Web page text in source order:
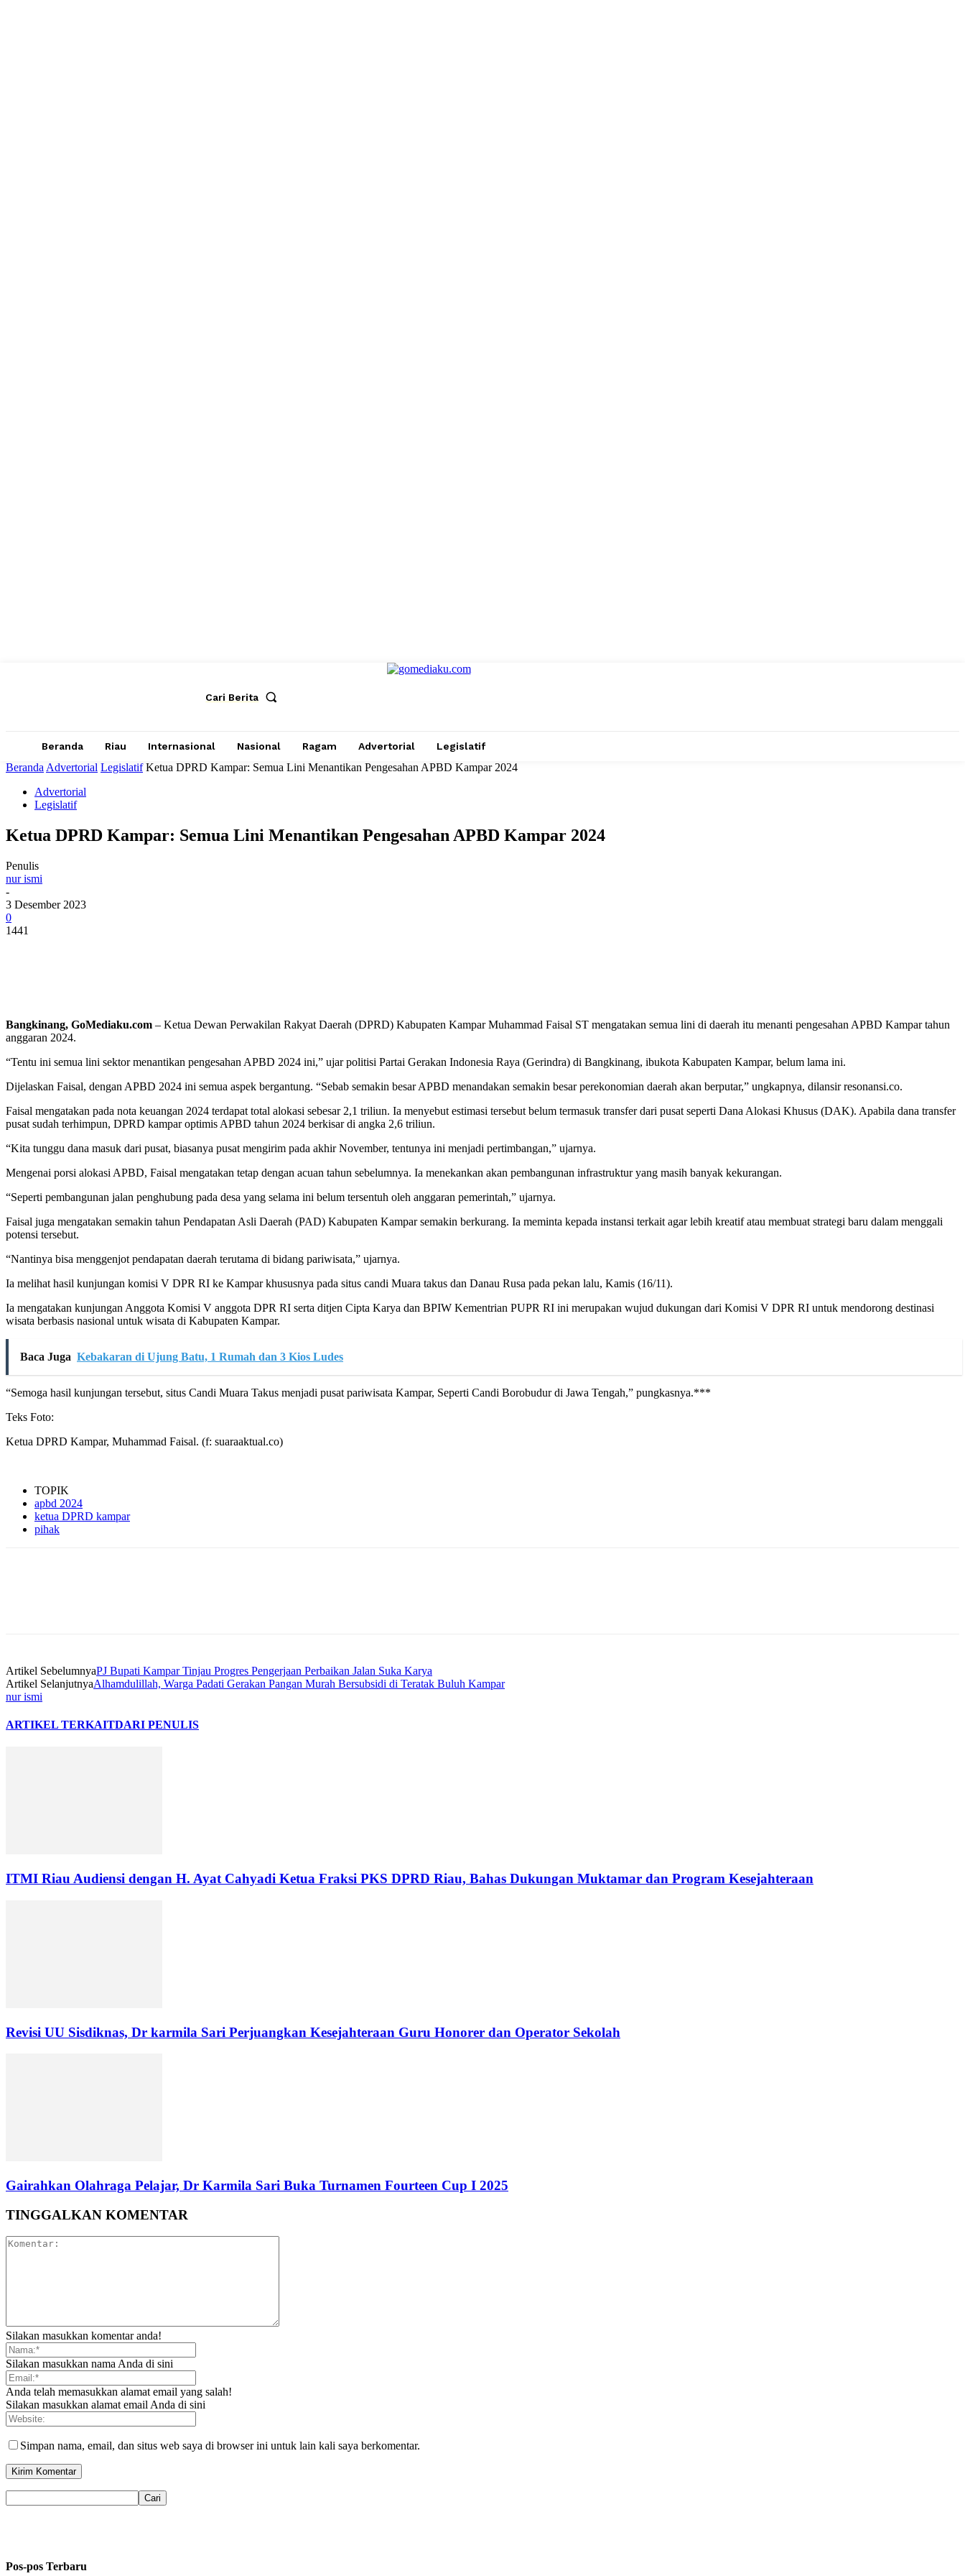
Cari Berita
Beranda Riau Internasional Nasional Ragam Advertorial Legislatif
Beranda Advertorial Legislatif Ketua DPRD Kampar: Semua Lini Menantikan Pengesahan APBD Kampar 2024
Advertorial
Legislatif
Ketua DPRD Kampar: Semua Lini Menantikan Pengesahan APBD Kampar 2024
Penulis
nur ismi
-
3 Desember 2023
0
1441
Bangkinang, GoMediaku.com – Ketua Dewan Perwakilan Rakyat Daerah (DPRD) Kabupaten Kampar Muhammad Faisal ST mengatakan semua lini di daerah itu menanti pengesahan APBD Kampar tahun
anggaran 2024.
“Tentu ini semua lini sektor menantikan pengesahan APBD 2024 ini,” ujar politisi Partai Gerakan Indonesia Raya (Gerindra) di Bangkinang, ibukota Kabupaten Kampar, belum lama ini.
Dijelaskan Faisal, dengan APBD 2024 ini semua aspek bergantung. “Sebab semakin besar APBD menandakan semakin besar perekonomian daerah akan berputar,” ungkapnya, dilansir resonansi.co.
Faisal mengatakan pada nota keuangan 2024 terdapat total alokasi sebesar 2,1 triliun. Ia menyebut estimasi tersebut belum termasuk transfer dari pusat seperti Dana Alokasi Khusus (DAK). Apabila dana transfer
pusat sudah terhimpun, DPRD kampar optimis APBD tahun 2024 berkisar di angka 2,6 triliun.
“Kita tunggu dana masuk dari pusat, biasanya pusat mengirim pada akhir November, tentunya ini menjadi pertimbangan,” ujarnya.
Mengenai porsi alokasi APBD, Faisal mengatakan tetap dengan acuan tahun sebelumnya. Ia menekankan akan pembangunan infrastruktur yang masih banyak kekurangan.
“Seperti pembangunan jalan penghubung pada desa yang selama ini belum tersentuh oleh anggaran pemerintah,” ujarnya.
Faisal juga mengatakan semakin tahun Pendapatan Asli Daerah (PAD) Kabupaten Kampar semakin berkurang. Ia meminta kepada instansi terkait agar lebih kreatif atau membuat strategi baru dalam menggali
potensi tersebut.
“Nantinya bisa menggenjot pendapatan daerah terutama di bidang pariwisata,” ujarnya.
Ia melihat hasil kunjungan komisi V DPR RI ke Kampar khususnya pada situs candi Muara takus dan Danau Rusa pada pekan lalu, Kamis (16/11).
Ia mengatakan kunjungan Anggota Komisi V anggota DPR RI serta ditjen Cipta Karya dan BPIW Kementrian PUPR RI ini merupakan wujud dukungan dari Komisi V DPR RI untuk mendorong destinasi
wisata berbasis nasional untuk wisata di Kabupaten Kampar.
Baca Juga Kebakaran di Ujung Batu, 1 Rumah dan 3 Kios Ludes
“Semoga hasil kunjungan tersebut, situs Candi Muara Takus menjadi pusat pariwisata Kampar, Seperti Candi Borobudur di Jawa Tengah,” pungkasnya.***
Teks Foto:
Ketua DPRD Kampar, Muhammad Faisal. (f: suaraaktual.co)
TOPIK
apbd 2024
ketua DPRD kampar
pihak
Artikel SebelumnyaPJ Bupati Kampar Tinjau Progres Pengerjaan Perbaikan Jalan Suka Karya
Artikel SelanjutnyaAlhamdulillah, Warga Padati Gerakan Pangan Murah Bersubsidi di Teratak Buluh Kampar
nur ismi
ARTIKEL TERKAITDARI PENULIS
ITMI Riau Audiensi dengan H. Ayat Cahyadi Ketua Fraksi PKS DPRD Riau, Bahas Dukungan Muktamar dan Program Kesejahteraan
Revisi UU Sisdiknas, Dr karmila Sari Perjuangkan Kesejahteraan Guru Honorer dan Operator Sekolah
Gairahkan Olahraga Pelajar, Dr Karmila Sari Buka Turnamen Fourteen Cup I 2025
TINGGALKAN KOMENTAR
Silakan masukkan komentar anda!
Silakan masukkan nama Anda di sini
Anda telah memasukkan alamat email yang salah!
Silakan masukkan alamat email Anda di sini
Simpan nama, email, dan situs web saya di browser ini untuk lain kali saya berkomentar.
Pos-pos Terbaru